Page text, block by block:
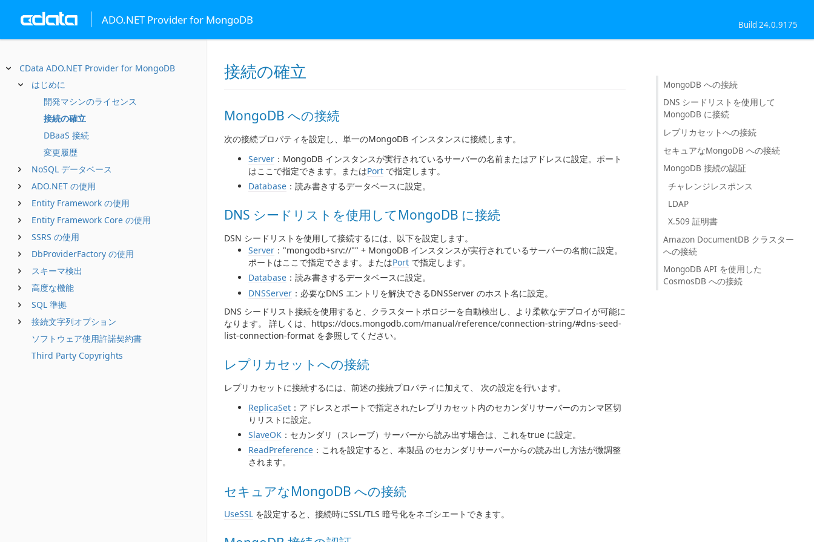
ADO.NET Provider for MongoDB Build 24.0.9175
CData ADO.NET Provider for MongoDB
はじめに
開発マシンのライセンス
接続の確立
DBaaS 接続
変更履歴
NoSQL データベース
ADO.NET の使用
Entity Framework の使用
Entity Framework Core の使用
SSRS の使用
DbProviderFactory の使用
スキーマ検出
高度な機能
SQL 準拠
接続文字列オプション
ソフトウェア使用許諾契約書
Third Party Copyrights
接続の確立
MongoDB への接続
次の接続プロパティを設定し、単一のMongoDB インスタンスに接続します。
Server ：MongoDB インスタンスが実行されているサーバーの名前またはアドレスに設定。ポート
はここで指定できます。またはPort で指定します。
Database ：読み書きするデータベースに設定。
DNS シードリストを使用してMongoDB に接続
DSN シードリストを使用して接続するには、以下を設定します。
Server ："mongodb+srv://"" + MongoDB インスタンスが実行されているサーバーの名前に設定。
ポートはここで指定できます。またはPort で指定します。
Database ：読み書きするデータベースに設定。
DNSServer ：必要なDNS エントリを解決できるDNSServer のホスト名に設定。
DNS シードリスト接続を使用すると、クラスタートポロジーを自動検出し、より柔軟なデプロイが可能に
なります。 詳しくは、https://docs.mongodb.com/manual/reference/connection-string/#dns-seed-
list-connection-format を参照してください。
レプリカセットへの接続
レプリカセットに接続するには、前述の接続プロパティに加えて、 次の設定を行います。
ReplicaSet ：アドレスとポートで指定されたレプリカセット内のセカンダリサーバーのカンマ区切
りリストに設定。
SlaveOK ：セカンダリ（スレーブ）サーバーから読み出す場合は、これをtrue に設定。
ReadPreference ：これを設定すると、本製品 のセカンダリサーバーからの読み出し方法が微調整
されます。
セキュアなMongoDB への接続
UseSSL を設定すると、接続時にSSL/TLS 暗号化をネゴシエートできます。
MongoDB への接続
DNS シードリストを使用して
MongoDB に接続
レプリカセットへの接続
セキュアなMongoDB への接続
MongoDB 接続の認証
チャレンジレスポンス
LDAP
X.509 証明書
Amazon DocumentDB クラスター
への接続
MongoDB API を使用した
CosmosDB への接続